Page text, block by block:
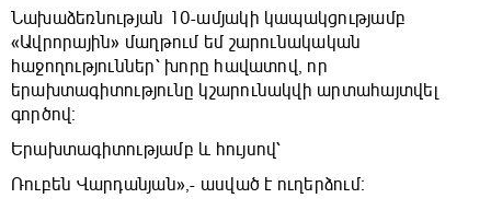
Նախաձեռնության 10-ամյակի կապակցությամբ
«Ավրորային» մաղթում եմ շարունակական
հաջողություններ՝ խորը հավատով, որ
երախտագիտությունը կշարունակվի արտահայտվել
գործով։
Երախտագիտությամբ և հույսով՝
Ռուբեն Վարդանյան»,- ասված է ուղերձում։